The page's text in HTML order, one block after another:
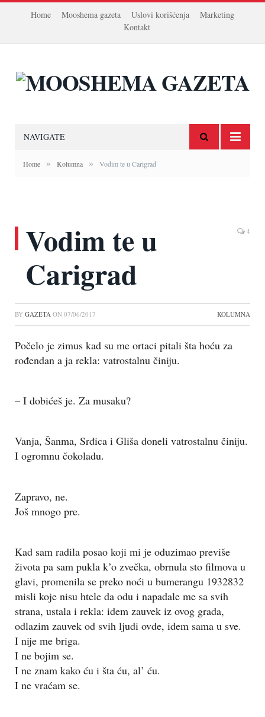
Home Mooshema gazeta Uslovi korišćenja
Marketing
Kontakt
NAVIGATE
Home » Kolumna » Vodim te u Carigrad
Vodim te u
Carigrad
4
BY GAZETA ON 07/06/2017 KOLUMNA
Počelo je zimus kad su me ortaci pitali šta hoću za
rođendan a ja rekla: vatrostalnu činiju.
– I dobićeš je. Za musaku?
Vanja, Šanma, Srđica i Gliša doneli vatrostalnu činiju.
I ogromnu čokoladu.
Zapravo, ne.
Još mnogo pre.
Kad sam radila posao koji mi je oduzimao previše
života pa sam pukla k’o zvečka, obrnula sto filmova u
glavi, promenila se preko noći u bumerangu 1932832
misli koje nisu htele da odu i napadale me sa svih
strana, ustala i rekla: idem zauvek iz ovog grada,
odlazim zauvek od svih ljudi ovde, idem sama u sve.
I nije me briga.
I ne bojim se.
I ne znam kako ću i šta ću, al’ ću.
I ne vraćam se.